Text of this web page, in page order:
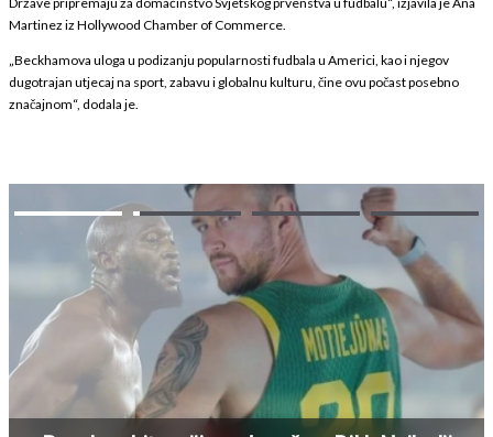
Martinez iz Hollywood Chamber of Commerce.
„Beckhamova uloga u podizanju popularnosti fudbala u Americi, kao i njegov
dugotrajan utjecaj na sport, zabavu i globalnu kulturu, čine ovu počast posebno
značajnom“, dodala je.